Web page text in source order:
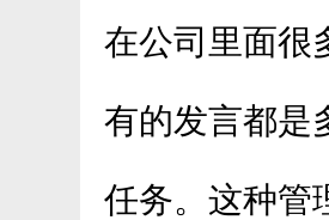
在公司里面很
有的发言都是
任务。这种管